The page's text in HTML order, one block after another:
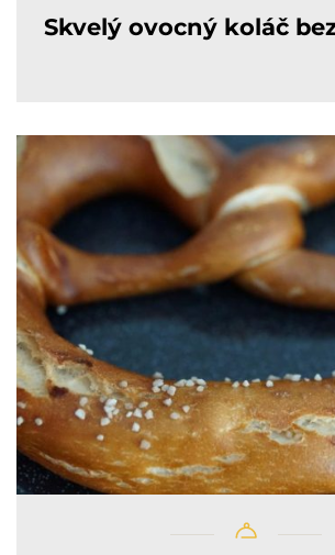
Skvelý ovocný koláč